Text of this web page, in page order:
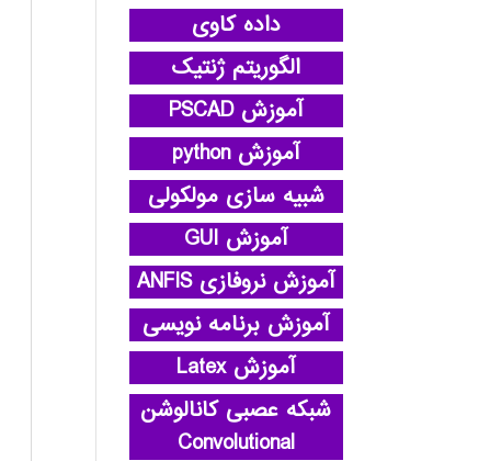
داده کاوی
الگوریتم ژنتیک
آموزش PSCAD
آموزش python
شبیه سازی مولکولی
آموزش GUI
آموزش نروفازی ANFIS
آموزش برنامه نویسی
آموزش Latex
شبکه عصبی کانالوشن
Convolutional